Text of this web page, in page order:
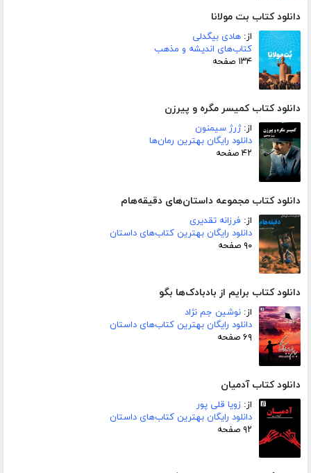
دانلود کتاب بت مولانا
از: هادی بیگدلی
کتاب‌های اندیشه و مذهب
۱۳۴ صفحه
دانلود کتاب کمیسر مگره و پیرزن
از:ژرژ سیمنون
دانلود رایگان بهترین رمان‌ها
۴۲ صفحه
دانلود کتاب مجموعه داستان‌های دقیقه‌هام
از: فرزانه تقدیری
دانلود رایگان بهترین کتاب‌های داستان
۹۰ صفحه
دانلود کتاب برایم از بادبادک‌ها بگو
از: نوشین جم نژاد
دانلود رایگان بهترین کتاب‌های داستان
۶۹ صفحه
دانلود کتاب آدمیان
از: زویا قلی پور
دانلود رایگان بهترین کتاب‌های داستان
۹۲ صفحه